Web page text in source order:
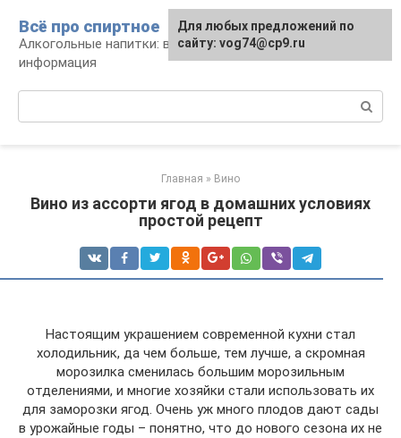
контенту
Всё про спиртное
Алкогольные напитки: виды, рецепты,
информация
Главная » Вино
Вино из ассорти ягод в домашних условиях
простой рецепт
Настоящим украшением современной кухни стал
холодильник, да чем больше, тем лучше, а скромная
морозилка сменилась большим морозильным
отделениями, и многие хозяйки стали использовать их
для заморозки ягод. Очень уж много плодов дают сады
в урожайные годы – понятно, что до нового сезона их не
Для любых предложений по
сайту: vog74@cp9.ru